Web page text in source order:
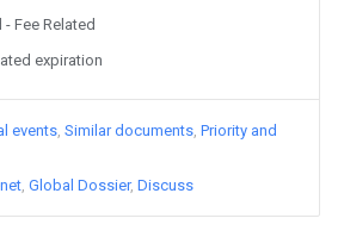
- Fee Related
expiration
events Similar documents Priority and
Global Dossier Discuss